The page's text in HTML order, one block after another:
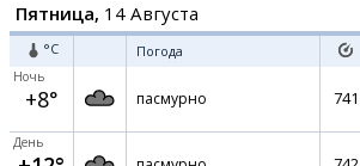
Пятница, 14 Августа
°C Погода
Ночь
+8° пасмурно 741
День